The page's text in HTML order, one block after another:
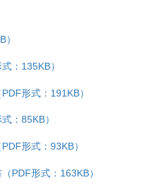
：135KB）
形式：191KB）
：85KB）
形式：93KB）
PDF形式：163KB）